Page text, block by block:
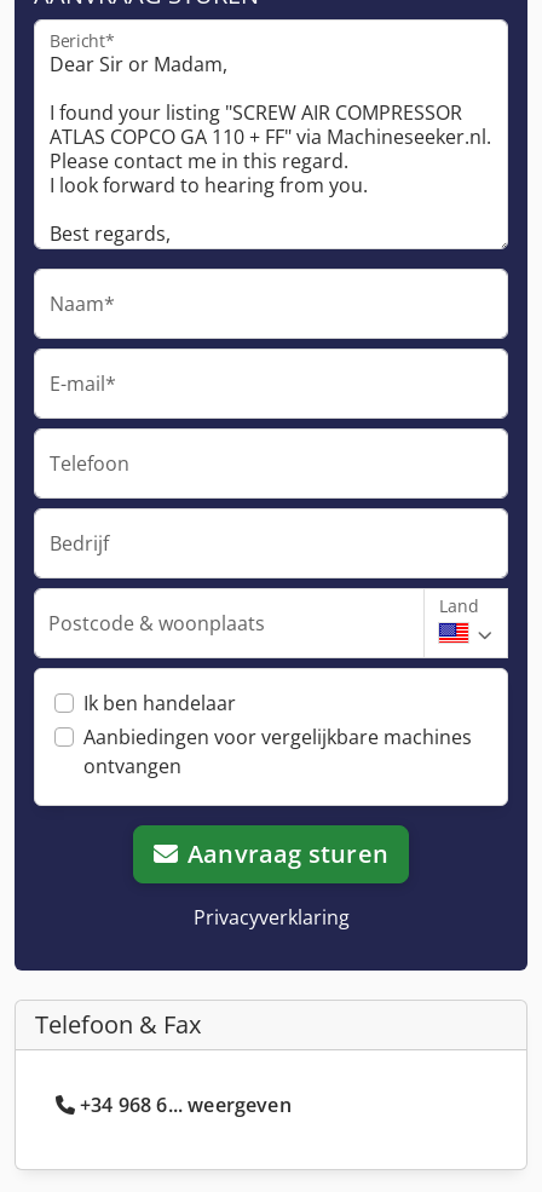
Bericht*
Naam*
E-mail*
Telefoon
Bedrijf
Postcode & woonplaats
Land
Ik ben handelaar
Aanbiedingen voor vergelijkbare machines
ontvangen
Aanvraag sturen
Privacyverklaring
Telefoon & Fax
+34 968 6... weergeven